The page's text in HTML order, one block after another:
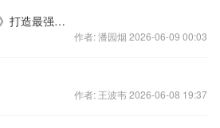
魔幻时代神装《黑夜传说》打造最强装备
作者: 潘园烟 2026-06-09 00:03
作者: 王波韦 2026-06-08 19:37